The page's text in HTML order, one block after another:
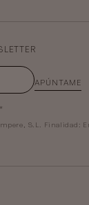
APÚNTAME
S.L. Finalidad: